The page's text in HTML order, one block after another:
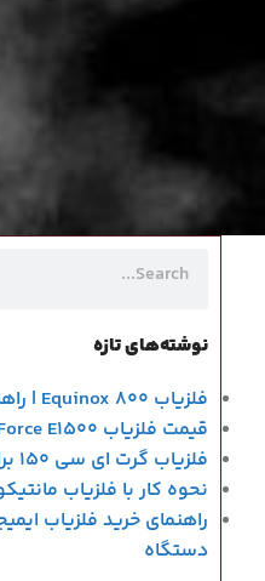
نوشته‌های تازه
فلزیاب Equinox 800 | راهنمای خرید و بررسی کامل
قیمت فلزیاب AlgoForce E1500 + بررسی ارزش خرید
فلزیاب گرت ای سی 150 برای چه افرادی مناسب است؟
نحوه کار با فلزیاب
دستگاه